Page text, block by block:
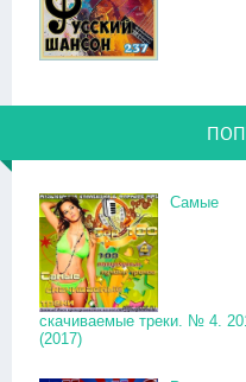
Самые
скачиваемые треки. № 4.
(2017)